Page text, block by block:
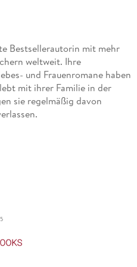
Bestsellerautorin mit mehr
weltweit. Ihre
und Frauenromane haben
mit ihrer Familie in der
sie regelmäßig davon